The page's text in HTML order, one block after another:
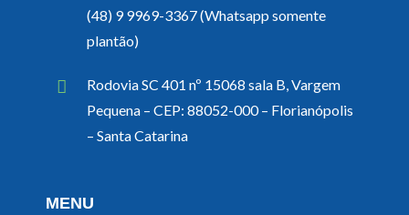
(48) 9 9969-3367 (Whatsapp somente
plantão)
Rodovia SC 401 nº 15068 sala B, Vargem
Pequena – CEP: 88052-000 – Florianópolis
– Santa Catarina
MENU